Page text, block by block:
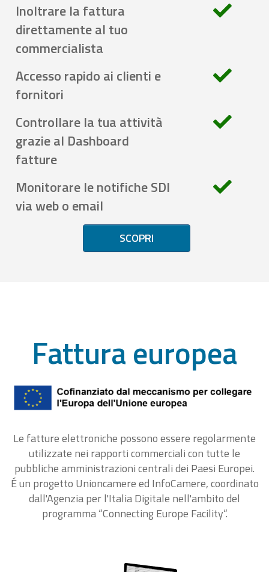
Inoltrare la fattura
direttamente al tuo
commercialista
Accesso rapido ai clienti e
fornitori
Controllare la tua attività
grazie al Dashboard
fatture
Monitorare le notifiche SDI
via web o email
SCOPRI
Fattura europea
Le fatture elettroniche possono essere regolarmente
utilizzate nei rapporti commerciali con tutte le
pubbliche amministrazioni centrali dei Paesi Europei.
É un progetto Unioncamere ed InfoCamere, coordinato
dall'Agenzia per l'Italia Digitale nell'ambito del
programma “Connecting Europe Facility“.